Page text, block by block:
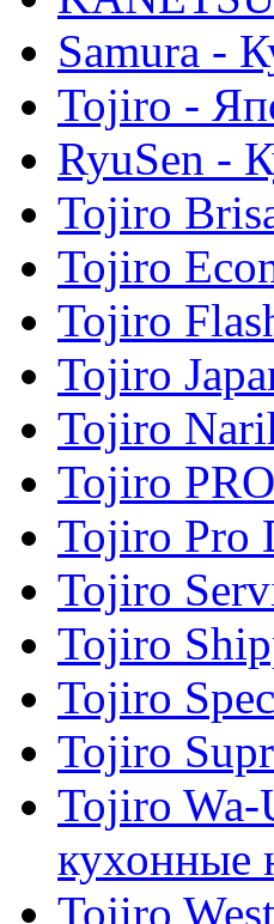
Samura -
Tojiro -
RyuSen -
Tojiro
Tojiro
Tojiro
Tojiro
Tojiro
Tojiro
Tojiro Pro
Tojiro
Tojiro
Tojiro
Tojiro
Tojiro Wa-
кухонные
Tojiro